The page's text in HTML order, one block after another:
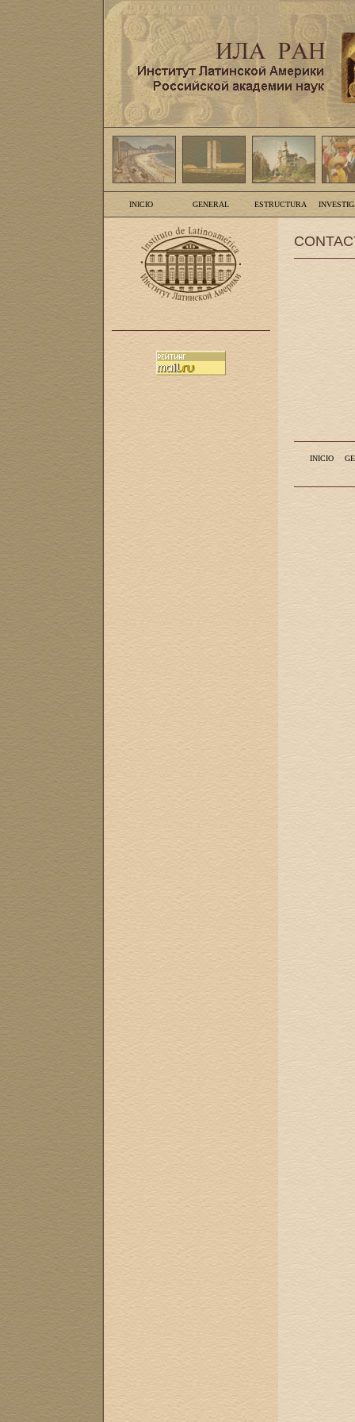
INICIO GENERAL ESTRUCTURA
INICIO